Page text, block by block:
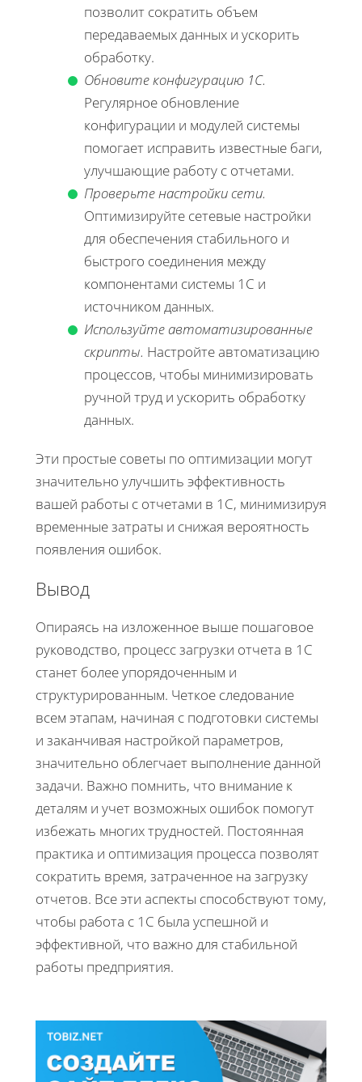
позволит сократить объем
передаваемых данных и ускорить
обработку.
Обновите конфигурацию 1С.
Регулярное обновление
конфигурации и модулей системы
помогает исправить известные баги,
улучшающие работу с отчетами.
Проверьте настройки сети.
Оптимизируйте сетевые настройки
для обеспечения стабильного и
быстрого соединения между
компонентами системы 1С и
источником данных.
Используйте автоматизированные
скрипты. Настройте автоматизацию
процессов, чтобы минимизировать
ручной труд и ускорить обработку
данных.
Эти простые советы по оптимизации могут
значительно улучшить эффективность
вашей работы с отчетами в 1С, минимизируя
временные затраты и снижая вероятность
появления ошибок.
Вывод
Опираясь на изложенное выше пошаговое
руководство, процесс загрузки отчета в 1С
станет более упорядоченным и
структурированным. Четкое следование
всем этапам, начиная с подготовки системы
и заканчивая настройкой параметров,
значительно облегчает выполнение данной
задачи. Важно помнить, что внимание к
деталям и учет возможных ошибок помогут
избежать многих трудностей. Постоянная
практика и оптимизация процесса позволят
сократить время, затраченное на загрузку
отчетов. Все эти аспекты способствуют тому,
чтобы работа с 1С была успешной и
эффективной, что важно для стабильной
работы предприятия.